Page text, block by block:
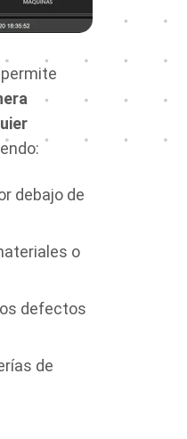
debajo de
o
defectos
de